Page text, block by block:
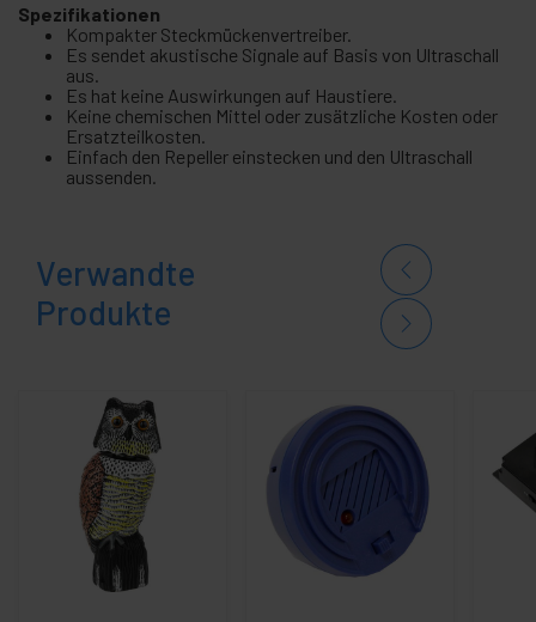
Spezifikationen
Kompakter Steckmückenvertreiber.
Es sendet akustische Signale auf Basis von Ultraschall
aus.
Es hat keine Auswirkungen auf Haustiere.
Keine chemischen Mittel oder zusätzliche Kosten oder
Ersatzteilkosten.
Einfach den Repeller einstecken und den Ultraschall
aussenden.
Verwandte
Produkte